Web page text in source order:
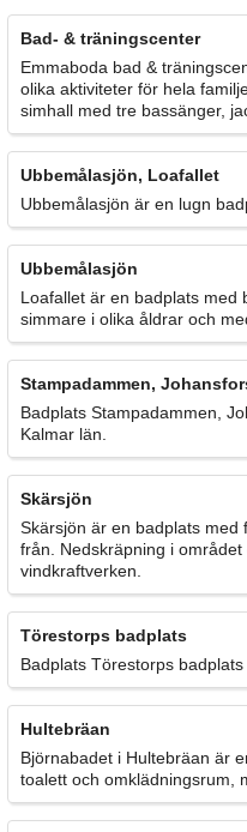
Bad- & träningscenter
Emmaboda bad &
olika aktiviteter för hela
simhall med tre bassänger,
Ubbemålasjön, Loafallet
Ubbemålasjön är en lugn
Ubbemålasjön
Loafallet är en badplats med
simmare i olika åldrar och
Stampadammen,
Badplats Stampadammen,
Kalmar län.
Skärsjön
Skärsjön är en badplats med
från. Nedskräpning i
vindkraftverken.
Törestorps badplats
Badplats Törestorps
Hultebräan
Björnabadet i Hultebräan är
toalett och omklädningsrum,